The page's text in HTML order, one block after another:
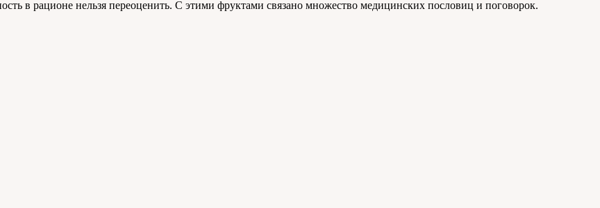
в рационе нельзя переоценить. С этими фруктами связано множество медицинских пословиц и поговорок.